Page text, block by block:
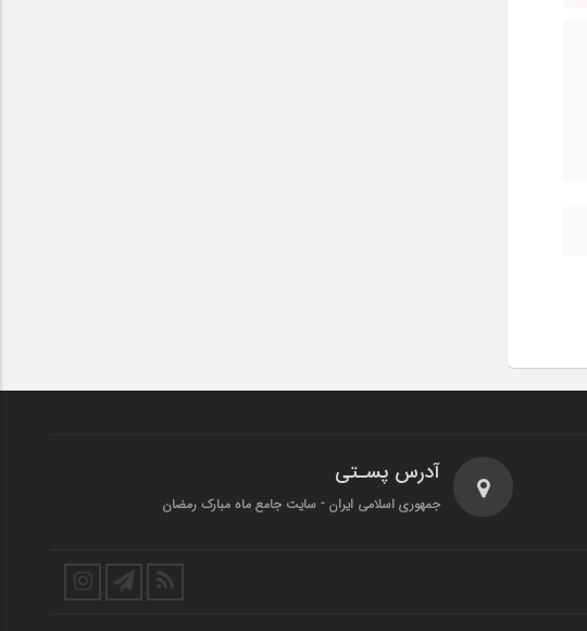
آدرس پسـتی
جمهوری اسلامی ایران - سایت جامع ماه مبارک رمضان